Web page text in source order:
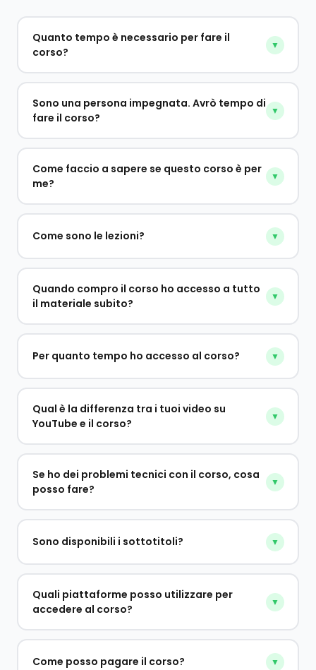
Quanto tempo è necessario per fare il
corso?
▼
Sono una persona impegnata. Avrò tempo di
fare il corso?
▼
Come faccio a sapere se questo corso è per
me?
▼
Come sono le lezioni? ▼
Quando compro il corso ho accesso a tutto
il materiale subito?
▼
Per quanto tempo ho accesso al corso? ▼
Qual è la differenza tra i tuoi video su
YouTube e il corso?
▼
Se ho dei problemi tecnici con il corso, cosa
posso fare?
▼
Sono disponibili i sottotitoli? ▼
Quali piattaforme posso utilizzare per
accedere al corso?
▼
Come posso pagare il corso? ▼